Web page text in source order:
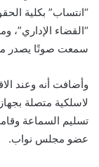
“انتساب” بكلية
“القضاء الإداري”،
سمعت صوتًا يصدر من
وأضافت أنه وعند
لاسلكية متصلة
تسليم السماعة
عضو مجلس نواب.